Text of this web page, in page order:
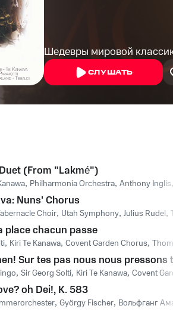
Шедевры мировой
СЛУШАТЬ
(From "Lakmé")
, Philharmonia Orchestra, Anthony Inglis,
Nuns' Chorus
Choir, Utah Symphony, Julius Rudel,
place chacun passe
, Kiri Te Kanawa, Covent Garden Chorus,
Sur tes pas nous nous pressons
, Sir Georg Solti, Kiri Te Kanawa, Covent
oh Dei!, K. 583
, György Fischer, Вольфганг